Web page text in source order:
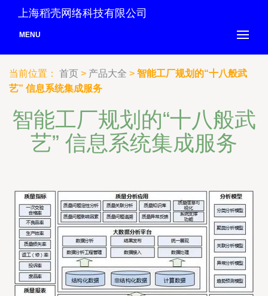
上海稻壳网络科技有限公司
MENU
当前位置： 首页 > 产品大全 > 智能工厂规划的“十八般武
艺” 信息系统集成服务
智能工厂规划的“十八般武
艺” 信息系统集成服务